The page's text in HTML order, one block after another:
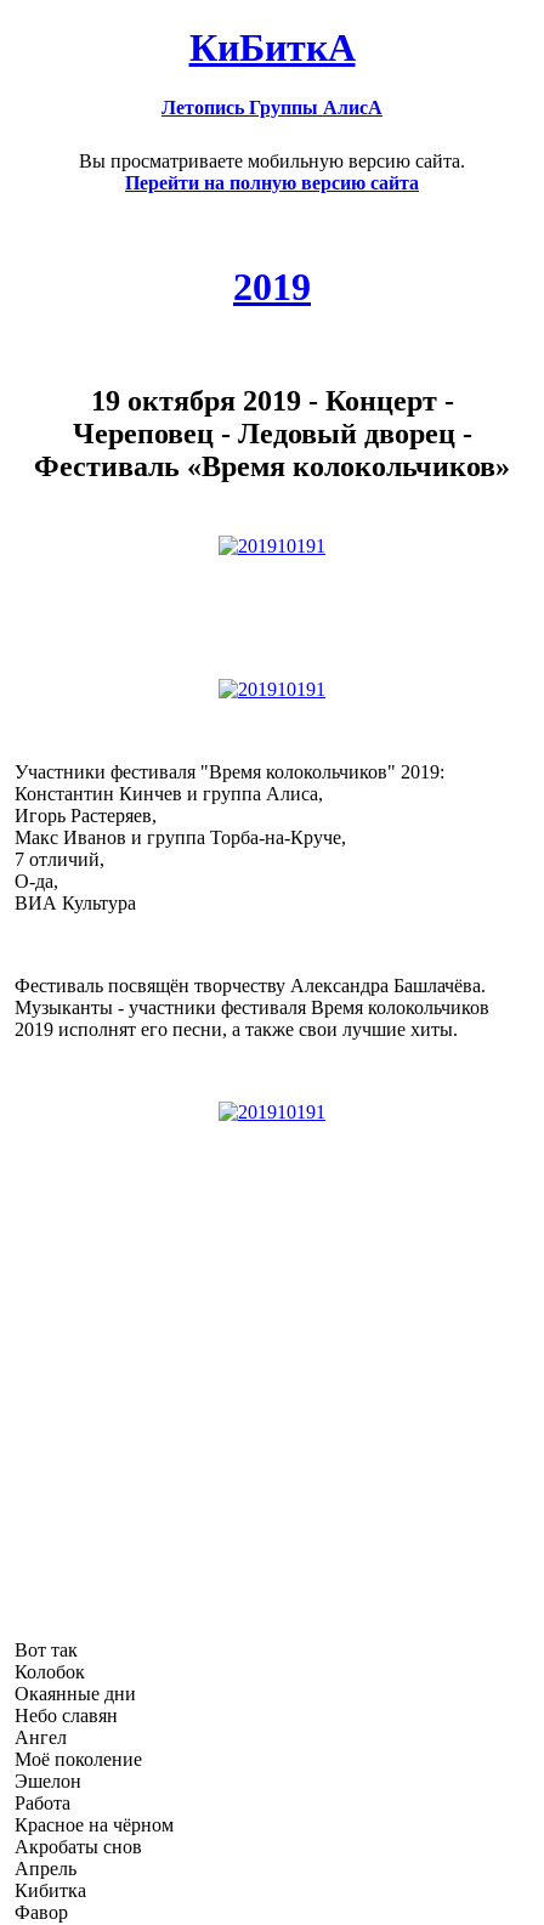
КиБиткА
Летопись Группы АлисА
Вы просматриваете мобильную версию сайта.
Перейти на полную версию сайта
2019
19 октября 2019 - Концерт -
Череповец - Ледовый дворец -
Фестиваль «Время колокольчиков»
Участники фестиваля "Время колокольчиков" 2019:
Константин Кинчев и группа Алиса,
Игорь Растеряев,
Макс Иванов и группа Торба-на-Круче,
7 отличий,
О-да,
ВИА Культура
Фестиваль посвящён творчеству Александра Башлачёва.
Музыканты - участники фестиваля Время колокольчиков
2019 исполнят его песни, а также свои лучшие хиты.
Вот так
Колобок
Окаянные дни
Небо славян
Ангел
Моё поколение
Эшелон
Работа
Красное на чёрном
Акробаты снов
Апрель
Кибитка
Фавор